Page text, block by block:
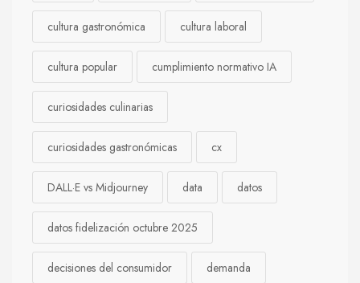
cultura gastronómica cultura laboral
cultura popular cumplimiento normativo IA
curiosidades culinarias
curiosidades gastronómicas cx
DALL·E vs Midjourney data datos
datos fidelización octubre 2025
decisiones del consumidor demanda